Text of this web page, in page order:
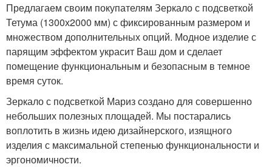
Предлагаем своим покупателям Зеркало с подсветкой
Тетума (1300х2000 мм) с фиксированным размером и
множеством дополнительных опций. Модное изделие с
парящим эффектом украсит Ваш дом и сделает
помещение функциональным и безопасным в темное
время суток.
Зеркало с подсветкой Мариз создано для совершенно
небольших полезных площадей. Мы постарались
воплотить в жизнь идею дизайнерского, изящного
изделия с максимальной степенью функциональности и
эргономичности.